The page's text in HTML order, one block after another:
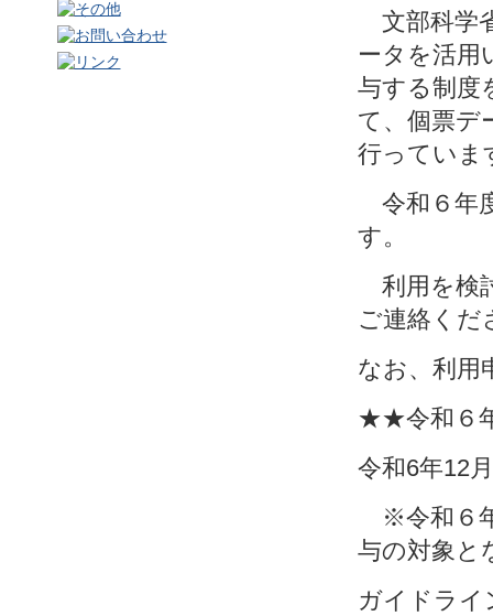
文部科学
ータを活用
与する制度
て、個票デ
行っていま
令和６年
す。
利用を検
ご連絡くだ
なお、利用
★★令和６
令和6年12
※令和６
与の対象と
ガイドライ